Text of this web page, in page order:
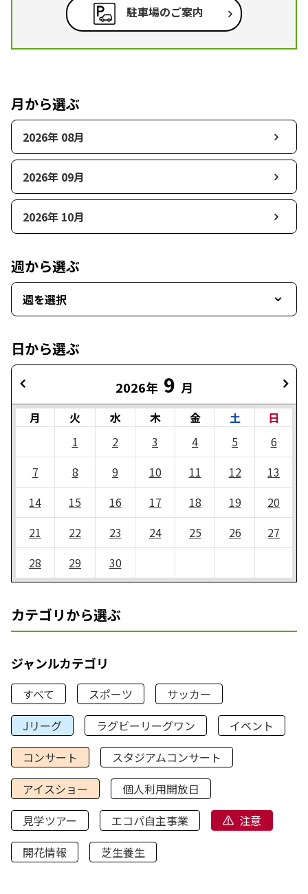
駐車場のご案内
月から選ぶ
2026年 08月
2026年 09月
2026年 10月
週から選ぶ
週を選択
日から選ぶ
2026年 9 月
月 火 水 木 金 土
日
1
2 3 4 5
6
7
8 9 10 11 12
13
14
15 16 17 18 19
20
21
22 23 24 25 26
27
28
29 30
カテゴリから選ぶ
ジャンルカテゴリ
すべて スポーツ
サッカー
Jリーグ
ラグビーリーグワン
イベント
コンサート
スタジアムコンサート
アイスショー
個人利用開放日
見学ツアー
エコパ自主事業
注意
開花情報
芝生養生